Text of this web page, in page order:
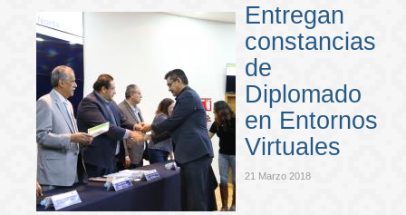
Entregan
constancias
de
Diplomado
en Entornos
Virtuales
21 Marzo 2018